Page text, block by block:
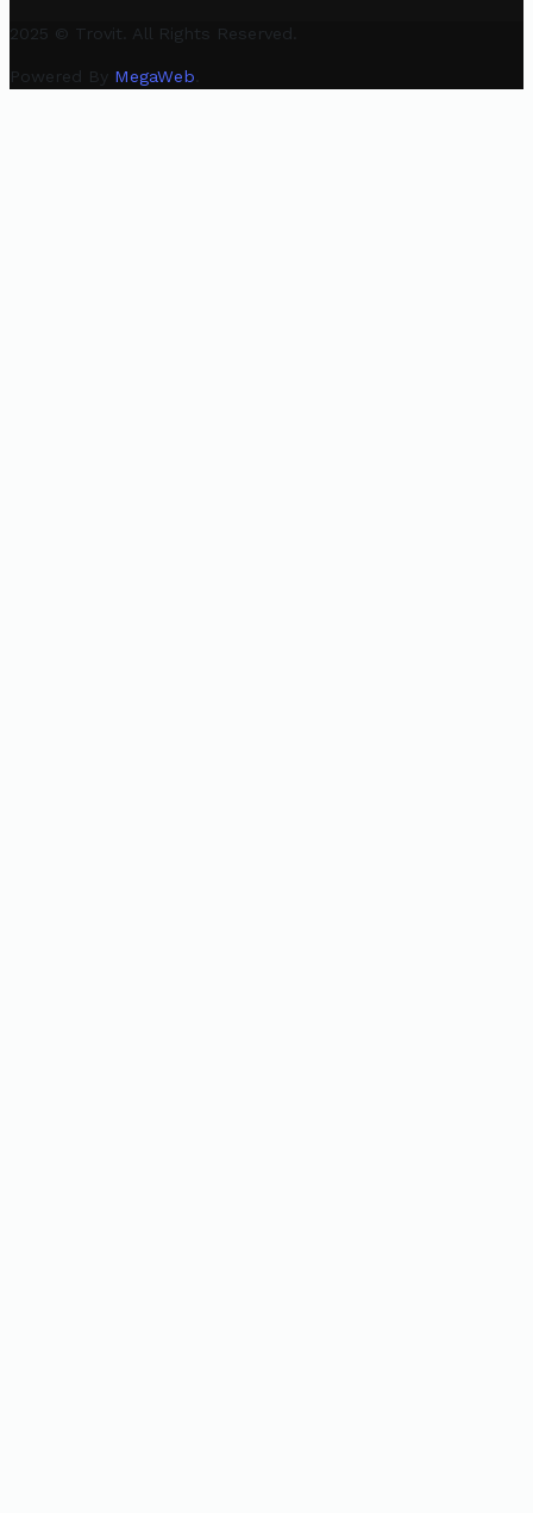
2025 © Trovit. All Rights Reserved.
Powered By MegaWeb